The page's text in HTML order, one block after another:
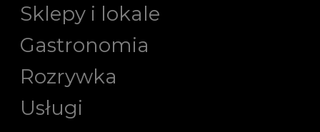
Sklepy i lokale
Gastronomia
Rozrywka
Usługi